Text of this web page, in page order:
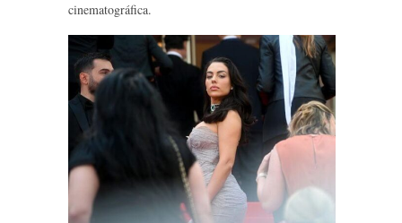
cinematográfica.